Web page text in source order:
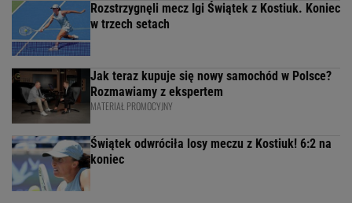
Rozstrzygnęli mecz Igi Świątek z Kostiuk. Koniec
w trzech setach
Jak teraz kupuje się nowy samochód w Polsce?
Rozmawiamy z ekspertem
MATERIAŁ PROMOCYJNY
Świątek odwróciła losy meczu z Kostiuk! 6:2 na
koniec